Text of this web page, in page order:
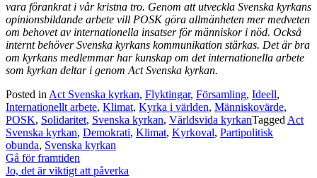
vara förankrat i vår kristna tro. Genom att utveckla Svenska kyrkans
opinionsbildande arbete vill POSK göra allmänheten mer medveten
om behovet av internationella insatser för människor i nöd. Också
internt behöver Svenska kyrkans kommunikation stärkas. Det är bra
om kyrkans medlemmar har kunskap om det internationella arbete
som kyrkan deltar i genom Act Svenska kyrkan.
Posted in Act Svenska kyrkan, Flyktingar, Församling, Ideell,
Internationellt arbete, Klimat, Kyrka i världen, Människovärde,
POSK, Solidaritet, Svenska kyrkan, Världsvida kyrkanTagged Act
Svenska kyrkan, Demokrati, Klimat, Kyrkoval, Partipolitisk
obunda, Svenska kyrkan
Inläggsnavigering
Gå för framtiden
Jo, det är viktigt att påverka